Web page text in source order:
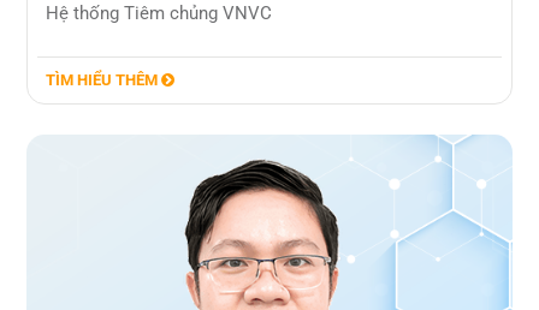
Hệ thống Tiêm chủng VNVC
TÌM HIỂU THÊM